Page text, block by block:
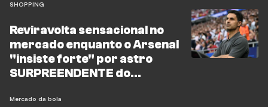
SHOPPING
Reviravolta sensacional no
mercado enquanto o Arsenal
"insiste forte" por astro
SURPREENDENTE do
Mercado da bola